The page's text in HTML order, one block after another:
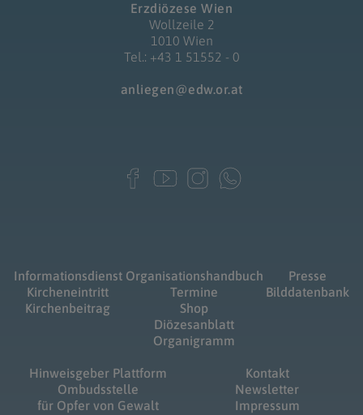
Erzdiözese Wien
Wollzeile 2
1010 Wien
Tel.: +43 1 51552 - 0
anliegen@edw.or.at
Informationsdienst
Kircheneintritt
Kirchenbeitrag
Organisationshandbuch
Termine
Shop
Diözesanblatt
Organigramm
Presse
Bilddatenbank
Hinweisgeber Plattform
Ombudsstelle
für Opfer von Gewalt
Kontakt
Newsletter
Impressum